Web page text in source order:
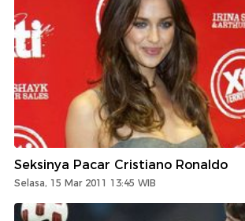
Seksinya Pacar Cristiano Ronaldo
Selasa, 15 Mar 2011 13:45 WIB